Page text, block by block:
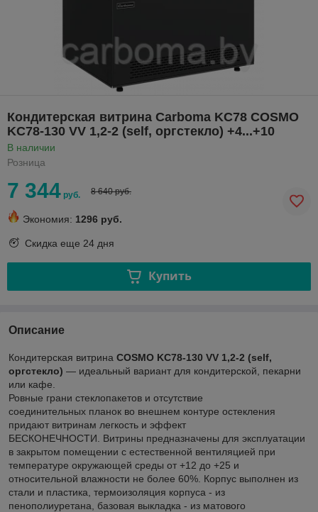
Кондитерская витрина Carboma KC78 COSMO
KC78-130 VV 1,2-2 (self, оргстекло) +4...+10
В наличии
Розница
7 344 руб. 8 640 руб.
Экономия: 1296 руб.
Скидка еще 24 дня
Купить
Описание
Кондитерская витрина COSMO KC78-130 VV 1,2-2 (self,
оргстекло) — идеальный вариант для кондитерской, пекарни
или кафе.
Ровные грани стеклопакетов и отсутствие
соединительных планок во внешнем контуре остекления
придают витринам легкость и эффект
БЕСКОНЕЧНОСТИ. Витрины предназначены для эксплуатации
в закрытом помещении с естественной вентиляцией при
температуре окружающей среды от +12 до +25 и
относительной влажности не более 60%. Корпус выполнен из
стали и пластика, термоизоляция корпуса - из
пенополиуретана, базовая выкладка - из матового